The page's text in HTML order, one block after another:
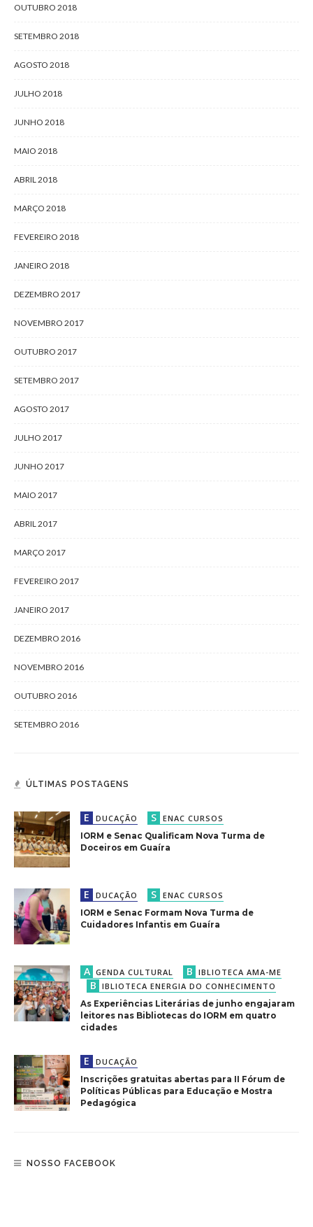
OUTUBRO 2018
SETEMBRO 2018
AGOSTO 2018
JULHO 2018
JUNHO 2018
MAIO 2018
ABRIL 2018
MARÇO 2018
FEVEREIRO 2018
JANEIRO 2018
DEZEMBRO 2017
NOVEMBRO 2017
OUTUBRO 2017
SETEMBRO 2017
AGOSTO 2017
JULHO 2017
JUNHO 2017
MAIO 2017
ABRIL 2017
MARÇO 2017
FEVEREIRO 2017
JANEIRO 2017
DEZEMBRO 2016
NOVEMBRO 2016
OUTUBRO 2016
SETEMBRO 2016
ÚLTIMAS POSTAGENS
E DUCAÇÃO S ENAC CURSOS
IORM e Senac Qualificam Nova Turma de
Doceiros em Guaíra
E DUCAÇÃO S ENAC CURSOS
IORM e Senac Formam Nova Turma de
Cuidadores Infantis em Guaíra
A GENDA CULTURAL B IBLIOTECA AMA-ME
B IBLIOTECA ENERGIA DO CONHECIMENTO
As Experiências Literárias de junho engajaram
leitores nas Bibliotecas do IORM em quatro
cidades
E DUCAÇÃO
Inscrições gratuitas abertas para II Fórum de
Políticas Públicas para Educação e Mostra
Pedagógica
NOSSO FACEBOOK